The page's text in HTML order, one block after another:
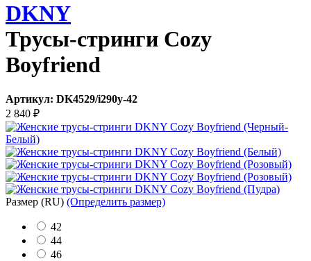
DKNY
Трусы-стринги Cozy
Boyfriend
Артикул: DK4529/i290y-42
2 840 ₽
Размер (RU) (Определить размер)
42
44
46